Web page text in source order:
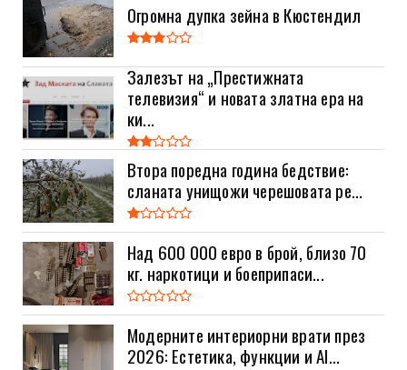
Огромна дупка зейна в Кюстендил
Залезът на „Престижната
телевизия“ и новата златна ера на
ки...
Втора поредна година бедствие:
сланата унищожи черешовата ре...
Над 600 000 евро в брой, близо 70
кг. наркотици и боеприпаси...
Модерните интериорни врати през
2026: Естетика, функции и AI...